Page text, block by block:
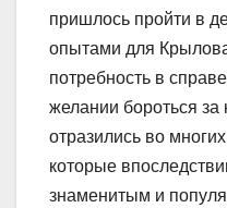
пришлось пройти в
опытами для
потребность в
желании бороться за
отразились во
которые
знаменитым и